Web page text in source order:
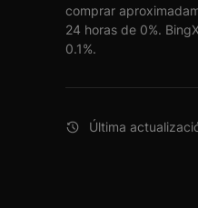
comprar
24 horas de 0%.
0.1%.
Última